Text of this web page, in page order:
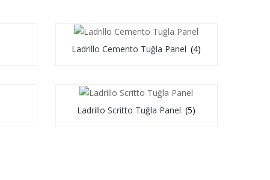
Ladrillo Cemento Tuğla Panel (4)
Ladrillo Scritto Tuğla Panel (5)